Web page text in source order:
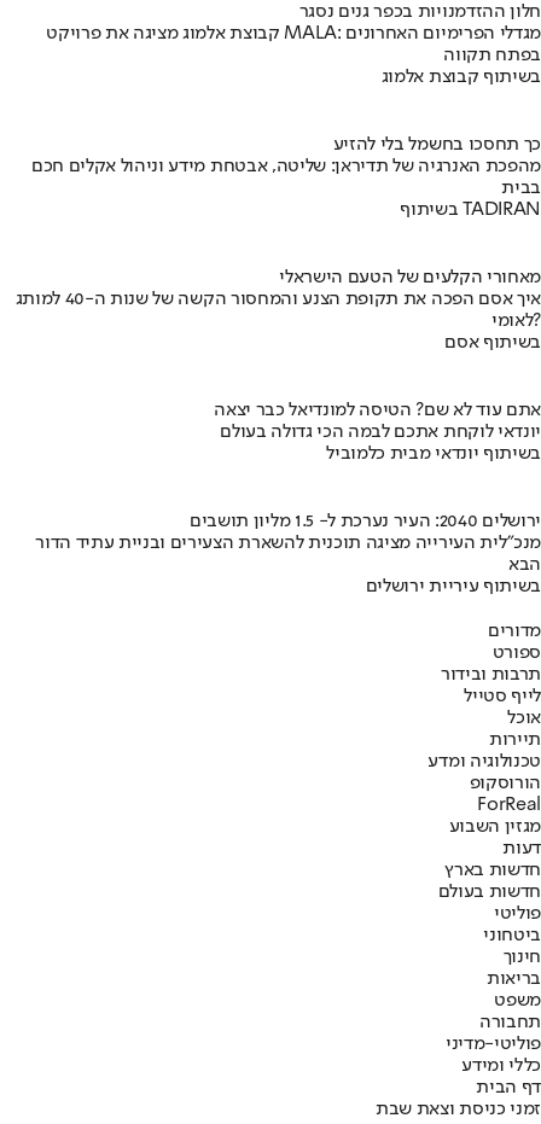
חלון ההזדמנויות בכפר גנים נסגר
קבוצת אלמוג מציגה את פרויקט MALA: מגדלי הפרימיום האחרונים
בפתח תקווה
בשיתוף קבוצת אלמוג
כך תחסכו בחשמל בלי להזיע
מהפכת האנרגיה של תדיראן: שליטה, אבטחת מידע וניהול אקלים חכם
בבית
בשיתוף TADIRAN
מאחורי הקלעים של הטעם הישראלי
איך אסם הפכה את תקופת הצנע והמחסור הקשה של שנות ה-40 למותג
לאומי?
בשיתוף אסם
אתם עוד לא שם? הטיסה למונדיאל כבר יצאה
יונדאי לוקחת אתכם לבמה הכי גדולה בעולם
בשיתוף יונדאי מבית כלמוביל
ירושלים 2040: העיר נערכת ל- 1.5 מליון תושבים
מנכ"לית העירייה מציגה תוכנית להשארת הצעירים ובניית עתיד הדור
הבא
בשיתוף עיריית ירושלים
מדורים
ספורט
תרבות ובידור
לייף סטייל
אוכל
תיירות
טכנולוגיה ומדע
הורוסקופ
ForReal
מגזין השבוע
דעות
חדשות בארץ
חדשות בעולם
פוליטי
ביטחוני
חינוך
בריאות
משפט
תחבורה
פוליטי-מדיני
כללי ומידע
דף הבית
זמני כניסת וצאת שבת